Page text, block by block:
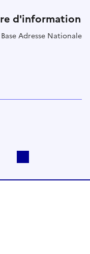
d'information
Adresse Nationale